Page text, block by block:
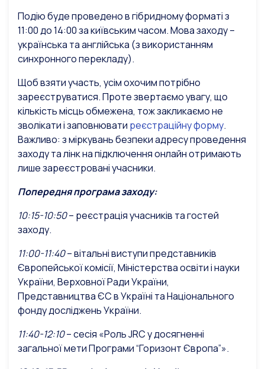
Подію буде проведено в гібридному форматі з
11:00 до 14:00 за київським часом. Мова заходу –
українська та англійська (з використанням
синхронного перекладу).
Щоб взяти участь, усім охочим потрібно
зареєструватися. Проте звертаємо увагу, що
кількість місць обмежена, тож закликаємо не
зволікати і заповнювати реєстраційну форму.
Важливо: з міркувань безпеки адресу проведення
заходу та лінк на підключення онлайн отримають
лише зареєстровані учасники.
Попередня програма заходу:
10:15-10:50– реєстрація учасників та гостей
заходу.
11:00-11:40– вітальні виступи представників
Європейської комісії, Міністерства освіти і науки
України, Верховної Ради України,
Представництва ЄС в Україні та Національного
фонду досліджень України.
11:40-12:10– сесія «Роль JRC у досягненні
загальної мети Програми “Горизонт Європа”».